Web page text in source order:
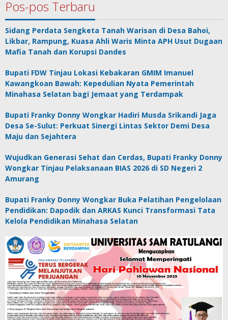
Pos-pos Terbaru
Sidang Perdata Sengketa Tanah Warisan di Desa Bahoi,
Likbar, Rampung, Kuasa Ahli Waris Minta APH Usut Dugaan
Mafia Tanah dan Korupsi Dandes
Bupati FDW Tinjau Lokasi Kebakaran GMIM Imanuel
Kawangkoan Bawah: Kepedulian Nyata Pemerintah
Minahasa Selatan bagi Jemaat yang Terdampak
Bupati Franky Donny Wongkar Hadiri Musda Srikandi Jaga
Desa Se-Sulut: Perkuat Sinergi Lintas Sektor Demi Desa
Maju dan Sejahtera
Wujudkan Generasi Sehat dan Cerdas, Bupati Franky Donny
Wongkar Tinjau Pelaksanaan BIAS 2026 di SD Negeri 2
Amurang
Bupati Franky Donny Wongkar Buka Pelatihan Pengelolaan
Pendidikan: Dapodik dan ARKAS Kunci Transformasi Tata
Kelola Pendidikan Minahasa Selatan